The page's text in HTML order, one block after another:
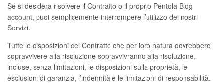
Se si desidera risolvere il Contratto o il proprio Pentola Blog
account, puoi semplicemente interrompere l’utilizzo dei nostri
Servizi.
Tutte le disposizioni del Contratto che per loro natura dovrebbero
sopravvivere alla risoluzione sopravvivranno alla risoluzione,
incluse, senza limitazioni, le disposizioni sulla proprietà, le
esclusioni di garanzia, l’indennità e le limitazioni di responsabilità.